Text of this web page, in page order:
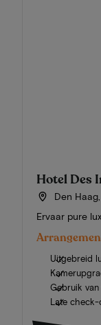
Hotel Des
Den
Ervaar pure
Uitgebreid
Gebruik van
Late check-